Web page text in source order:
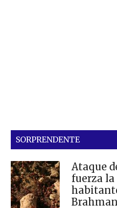
SORPRENDENTE
Ataque
fuerza